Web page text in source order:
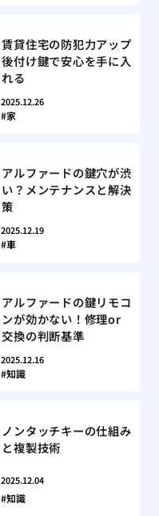
賃貸住宅の防犯力アップ
後付け鍵で安心を手に入
れる
2025.12.26
家
アルファードの鍵穴が渋
い？メンテナンスと解決
策
2025.12.19
車
アルファードの鍵リモコ
ンが効かない！修理or
交換の判断基準
2025.12.16
知識
ノンタッチキーの仕組み
と複製技術
2025.12.04
知識